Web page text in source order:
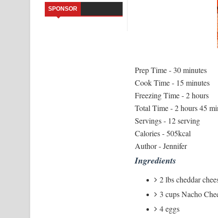
Sandata Duka Hithila Song Lyrics - සඳට දුක
Dannawada Mawa Song Lyrics - දන්නවාද මාව
NEENA Song Lyrics - නීනා ගීතයේ පද පෙළ
Ahimi Wimai Himi Song Lyrics - අහිමි විමයි හිමි
SPONSOR
Prep Time - 30 minutes
Cook Time - 15 minutes
Freezing Time - 2 hours
Total Time - 2 hours 45
Servings - 12 serving
Calories - 505kcal
Author - Jennifer
Ingredients
2 lbs cheddar
3 cups Nacho
4 eggs